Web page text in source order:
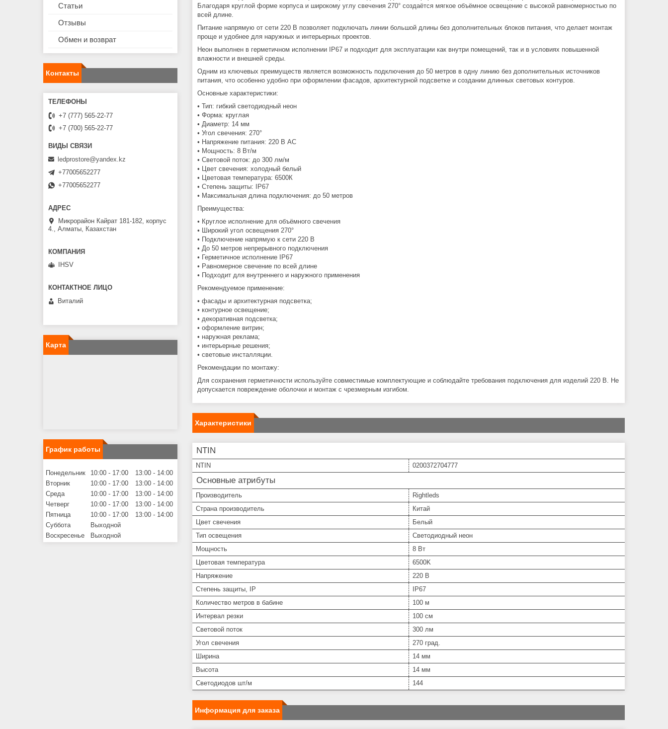
Благодаря круглой форме корпуса и широкому углу свечения 270° создаётся мягкое объёмное освещение с высокой равномерностью по
всей длине.
Питание напрямую от сети 220 В позволяет подключать линии большой длины без дополнительных блоков питания, что делает монтаж
проще и удобнее для наружных и интерьерных проектов.
Неон выполнен в герметичном исполнении IP67 и подходит для эксплуатации как внутри помещений, так и в условиях повышенной
влажности и внешней среды.
Одним из ключевых преимуществ является возможность подключения до 50 метров в одну линию без дополнительных источников
питания, что особенно удобно при оформлении фасадов, архитектурной подсветке и создании длинных световых контуров.
Основные характеристики:
• Тип: гибкий светодиодный неон
• Форма: круглая
• Диаметр: 14 мм
• Угол свечения: 270°
• Напряжение питания: 220 В AC
• Мощность: 8 Вт/м
• Световой поток: до 300 лм/м
• Цвет свечения: холодный белый
• Цветовая температура: 6500К
• Степень защиты: IP67
• Максимальная длина подключения: до 50 метров
Преимущества:
• Круглое исполнение для объёмного свечения
• Широкий угол освещения 270°
• Подключение напрямую к сети 220 В
• До 50 метров непрерывного подключения
• Герметичное исполнение IP67
• Равномерное свечение по всей длине
• Подходит для внутреннего и наружного применения
Рекомендуемое применение:
• фасады и архитектурная подсветка;
• контурное освещение;
• декоративная подсветка;
• оформление витрин;
• наружная реклама;
• интерьерные решения;
• световые инсталляции.
Рекомендации по монтажу:
Для сохранения герметичности используйте совместимые комплектующие и соблюдайте требования подключения для изделий 220 В. Не
допускается повреждение оболочки и монтаж с чрезмерным изгибом.
Характеристики
NTIN
NTIN 0200372704777
Основные атрибуты
Производитель
Rightleds
Страна производитель
Китай
Цвет свечения
Белый
Тип освещения
Светодиодный неон
Мощность
8 Вт
Цветовая температура
6500K
Напряжение
220 В
Степень защиты, IP
IP67
Количество метров в бабине
100 м
Интервал резки
100 см
Световой поток
300 лм
Угол свечения
270 град.
Ширина
14 мм
Высота
14 мм
Светодиодов шт/м
144
Информация для заказа
Статьи
Отзывы
Обмен и возврат
Контакты
+7 (777) 565-22-77
+7 (700) 565-22-77
ledprostore@yandex.kz
+77005652277
+77005652277
Микрорайон Кайрат 181-182, корпус
4., Алматы, Казахстан
IHSV
Виталий
Карта
График работы
Понедельник 10:00 17:00 13:00
14:00
Вторник
10:00 17:00 13:00
14:00
Среда
10:00 17:00 13:00
14:00
Четверг
10:00 17:00 13:00
14:00
Пятница
10:00 17:00 13:00
14:00
Суббота
Выходной
Воскресенье
Выходной